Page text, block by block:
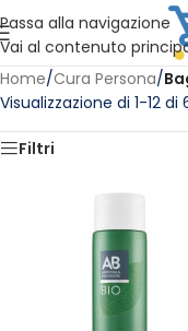
Passa alla navigazione
Vai al contenuto
Vuoi
Home/Cura Persona/
Visualizzazione di 1-12
Filtri